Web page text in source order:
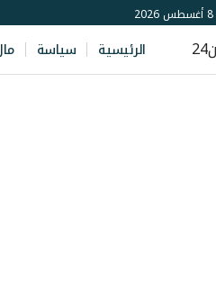
الرئيسية سياسة